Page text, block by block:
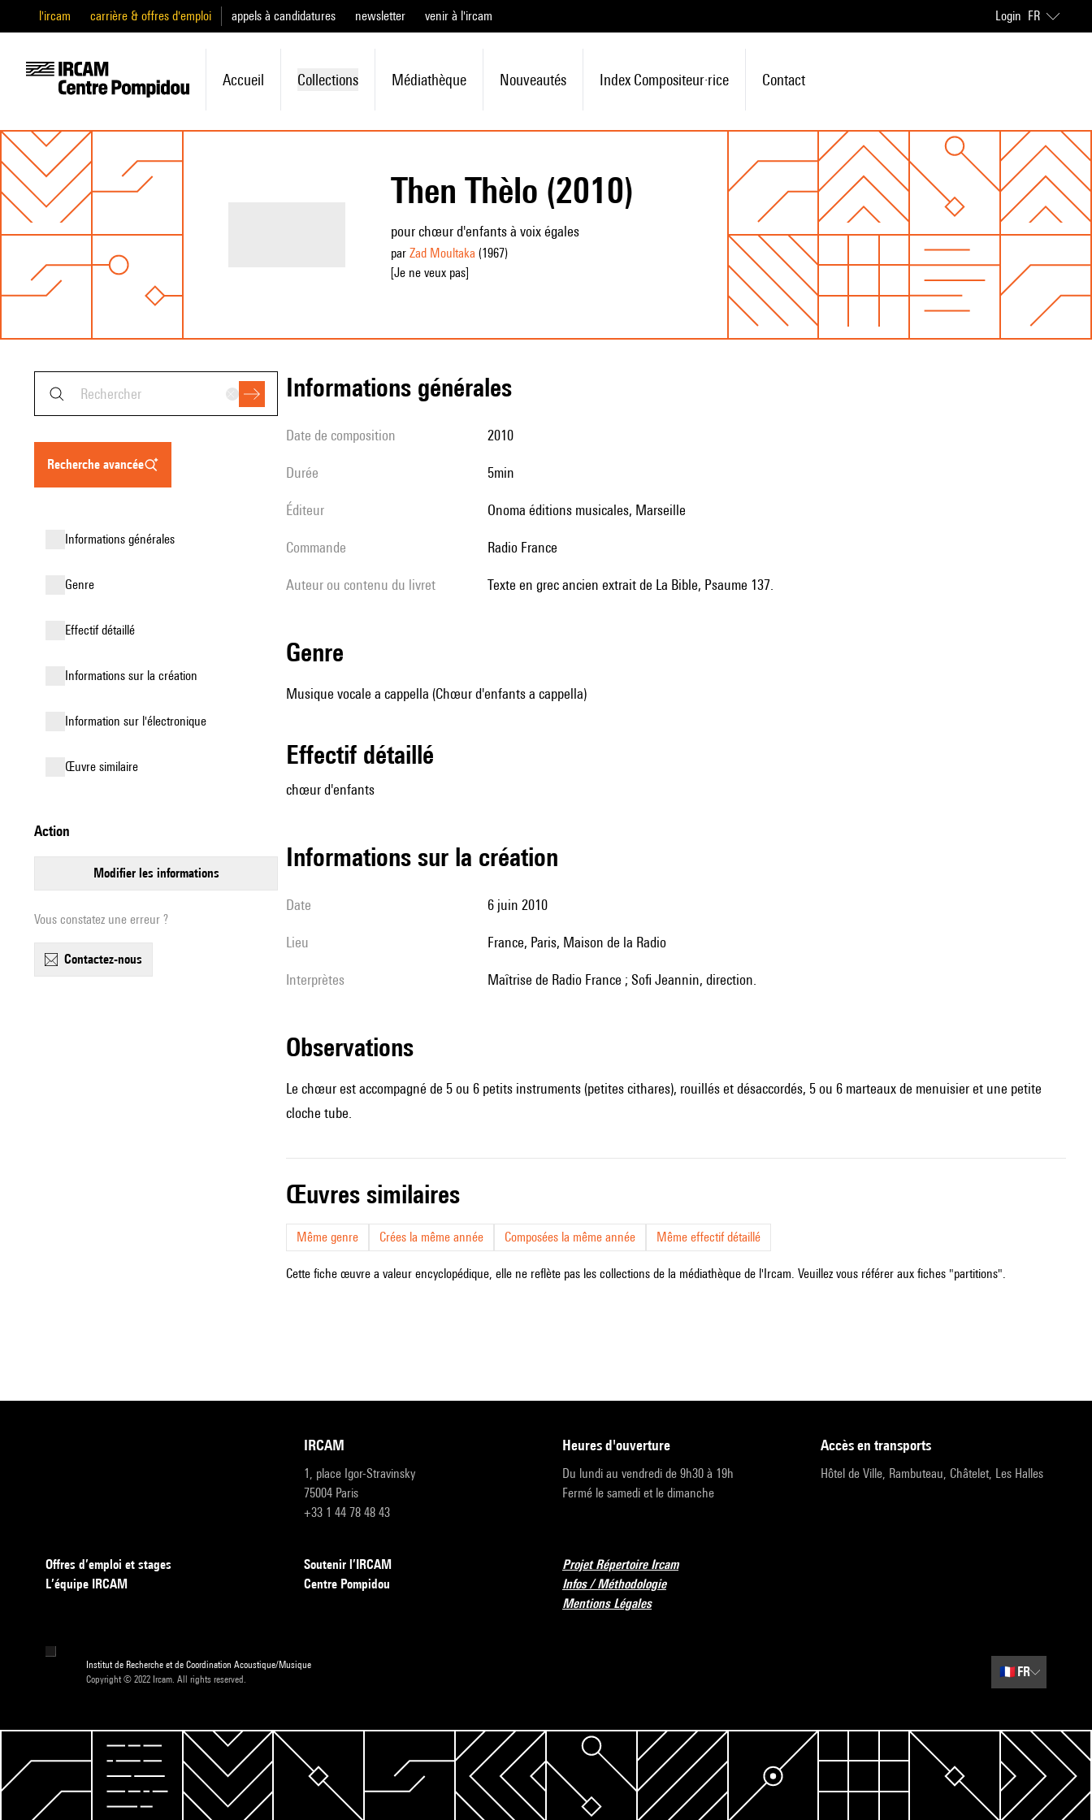
l'ircam carrière & offres d'emploi appels à candidatures newsletter venir à l'ircam Login FR
Accueil Collections Médiathèque Nouveautés Index Compositeur·rice Contact
Then Thèlo (2010)
pour chœur d'enfants à voix égales
par Zad Moultaka (1967)
[Je ne veux pas]
recherche avancée
informations générales
genre
effectif détaillé
informations sur la création
Information sur l'électronique
œuvre similaire
action
modifier les informations
Vous constatez une erreur ?
contactez-nous
informations générales
date de composition 2010
durée 5min
éditeur Onoma éditions musicales, Marseille
Commande Radio France
Auteur ou contenu du livret Texte en grec ancien extrait de La Bible, Psaume 137.
genre
Musique vocale a cappella (Chœur d'enfants a cappella)
effectif détaillé
chœur d'enfants
informations sur la création
date 6 juin 2010
lieu France, Paris, Maison de la Radio
interprètes Maîtrise de Radio France ; Sofi Jeannin, direction.
observations
Le chœur est accompagné de 5 ou 6 petits instruments (petites cithares), rouillés et désaccordés, 5 ou 6 marteaux de menuisier et une petite
cloche tube.
œuvres similaires
Même genre Crées la même année Composées la même année Même effectif détaillé
Cette fiche œuvre a valeur encyclopédique, elle ne reflète pas les collections de la médiathèque de l'Ircam. Veuillez vous référer aux fiches "partitions".
IRCAM
1, place Igor-Stravinsky
75004 Paris
+33 1 44 78 48 43
heures d'ouverture
Du lundi au vendredi de 9h30 à 19h
Fermé le samedi et le dimanche
accès en transports
Hôtel de Ville, Rambuteau, Châtelet, Les Halles
Offres d’emploi et stages
L’équipe IRCAM
Soutenir l’IRCAM
Centre Pompidou
Projet Répertoire Ircam
Infos / Méthodologie
Mentions Légales
Institut de Recherche et de Coordination Acoustique/Musique
Copyright © 2022 Ircam. All rights reserved.
🇫🇷 FR